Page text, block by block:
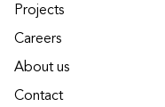
Projects
Careers
About us
Contact